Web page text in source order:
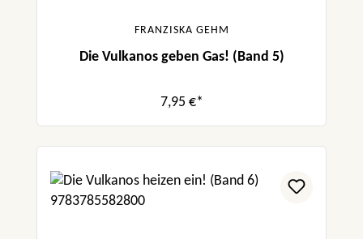
FRANZISKA GEHM
Die Vulkanos geben Gas! (Band 5)
7,95 €*